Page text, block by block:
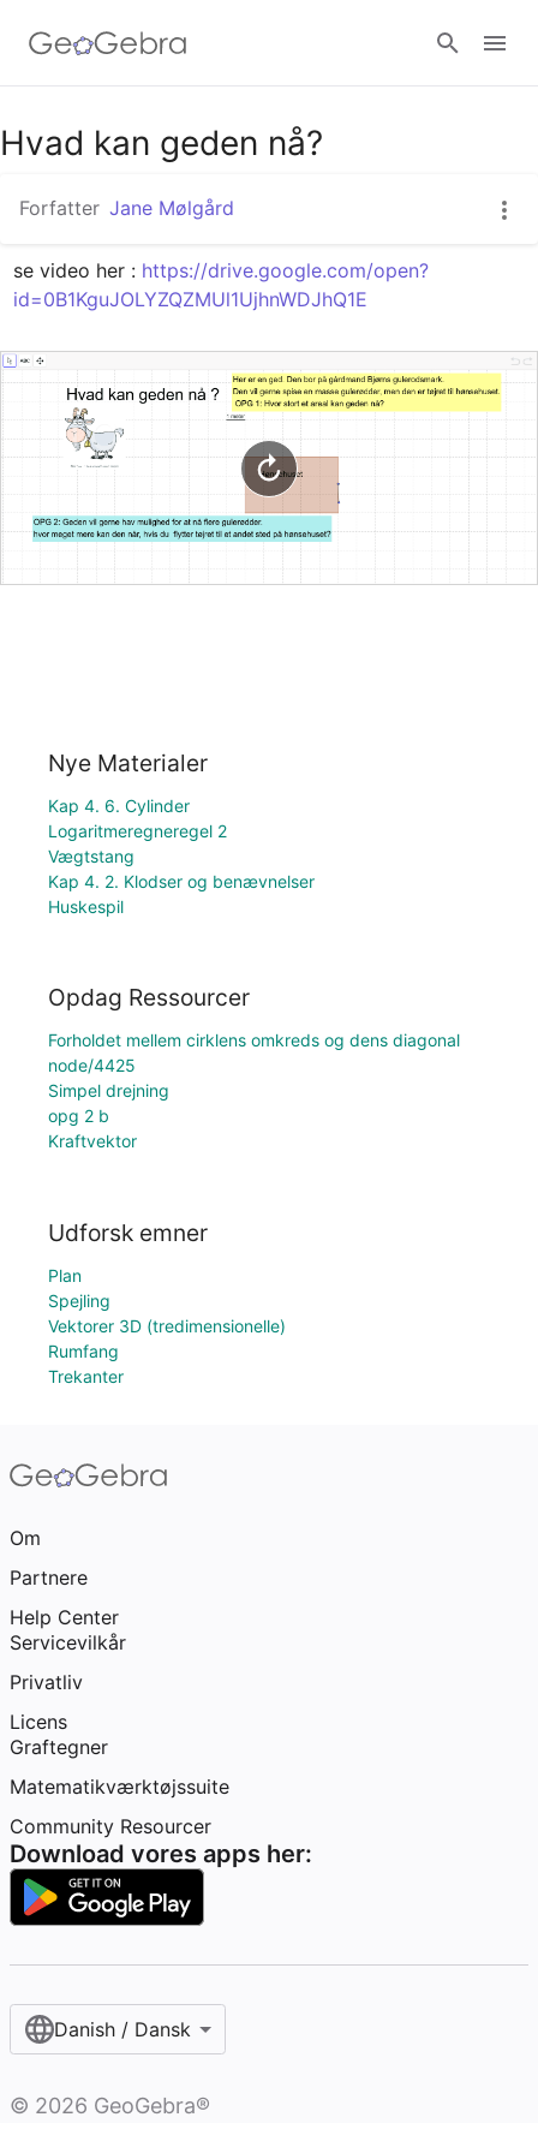
Google Classroom
GeoGebra Classroom
Log ind
Hvad kan geden nå?
Forfatter Jane Mølgård
se video her : https://drive.google.com/open?
id=0B1KguJOLYZQZMUl1UjhnWDJhQ1E
Nye Materialer
Kap 4. 6. Cylinder
Logaritmeregneregel 2
Vægtstang
Kap 4. 2. Klodser og benævnelser
Huskespil
Opdag Ressourcer
Forholdet mellem cirklens omkreds og dens diagonal
node/4425
Simpel drejning
opg 2 b
Kraftvektor
Udforsk emner
Plan
Spejling
Vektorer 3D (tredimensionelle)
Rumfang
Trekanter
Om
Partnere
Help Center
Servicevilkår
Privatliv
Licens
Graftegner
Matematikværktøjssuite
Community Resourcer
Download vores apps her:
Danish / Dansk‎
© 2026 GeoGebra®